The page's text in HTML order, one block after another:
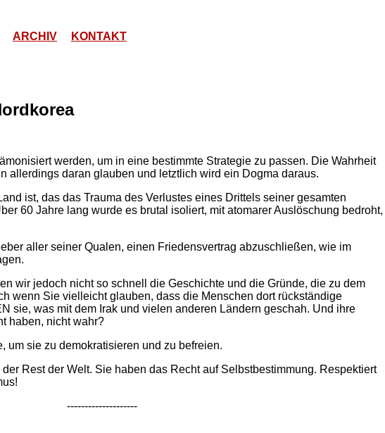
ARCHIV KONTAKT
werden, um in eine bestimmte Strategie zu passen. Die Wahrheit
allerdings daran glauben und letztlich wird ein Dogma daraus.
ist, das das Trauma des Verlustes eines Drittels seiner gesamten
60 Jahre lang wurde es brutal isoliert, mit atomarer Auslöschung bedroht,
aller seiner Qualen, einen Friedensvertrag abzuschließen, wie im
wir jedoch nicht so schnell die Geschichte und die Gründe, die zu dem
wenn Sie vielleicht glauben, dass die Menschen dort rückständige
sie, was mit dem Irak und vielen anderen Ländern geschah. Und ihre
haben, nicht wahr?
um sie zu demokratisieren und zu befreien.
Rest der Welt. Sie haben das Recht auf Selbstbestimmung. Respektiert
--------------------